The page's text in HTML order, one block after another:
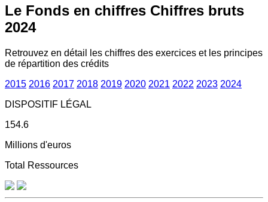
Le Fonds en chiffres Chiffres bruts
2024
Retrouvez en détail les chiffres des exercices et les principes
de répartition des crédits
2015 2016 2017 2018 2019 2020 2021 2022 2023 2024
DISPOSITIF LÉGAL
154.6
Millions d'euros
Total Ressources